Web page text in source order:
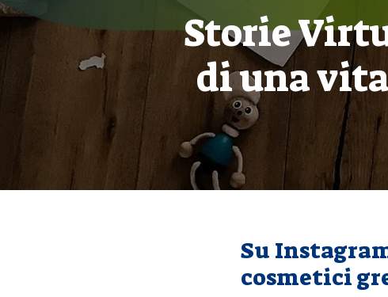
Storie
di una
Su
cosmetici